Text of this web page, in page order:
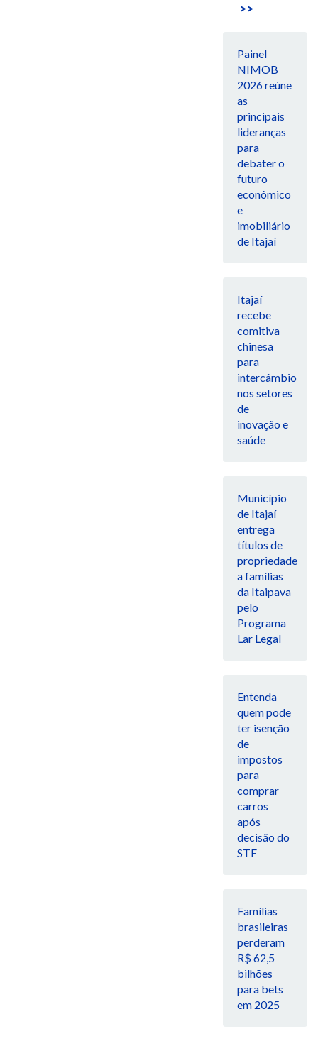
>>
Painel
NIMOB
2026 reúne
as
principais
lideranças
para
debater o
futuro
econômico
e
imobiliário
de Itajaí
Itajaí
recebe
comitiva
chinesa
para
intercâmbio
nos setores
de
inovação e
saúde
Município
de Itajaí
entrega
títulos de
propriedade
a famílias
da Itaipava
pelo
Programa
Lar Legal
Entenda
quem pode
ter isenção
de
impostos
para
comprar
carros
após
decisão do
STF
Famílias
brasileiras
perderam
R$ 62,5
bilhões
para bets
em 2025